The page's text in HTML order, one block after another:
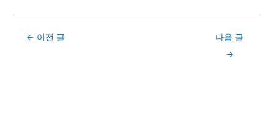
Post← 이전 글
다음 글
→